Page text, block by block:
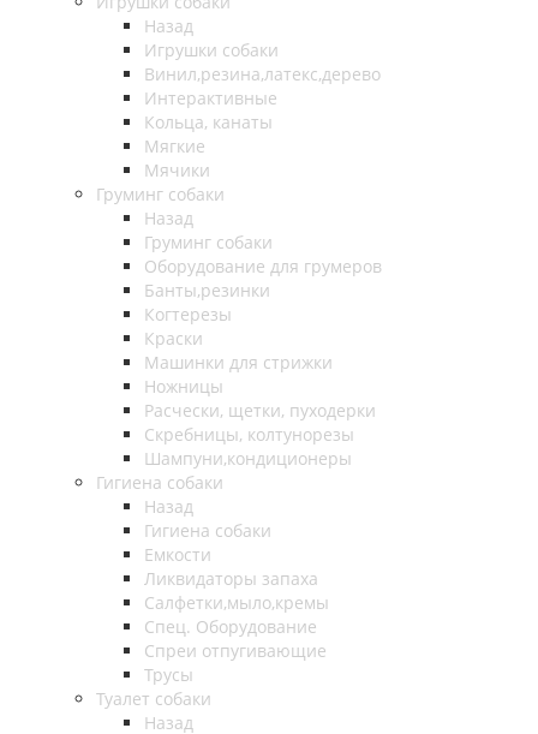
Назад
Игрушки собаки
Винил,резина,латекс,дерево
Интерактивные
Кольца, канаты
Мягкие
Мячики
Груминг собаки
Назад
Груминг собаки
Оборудование для грумеров
Банты,резинки
Когтерезы
Краски
Машинки для стрижки
Ножницы
Расчески, щетки, пуходерки
Скребницы, колтунорезы
Шампуни,кондиционеры
Гигиена собаки
Назад
Гигиена собаки
Емкости
Ликвидаторы запаха
Салфетки,мыло,кремы
Спец. Оборудование
Спреи отпугивающие
Трусы
Туалет собаки
Назад